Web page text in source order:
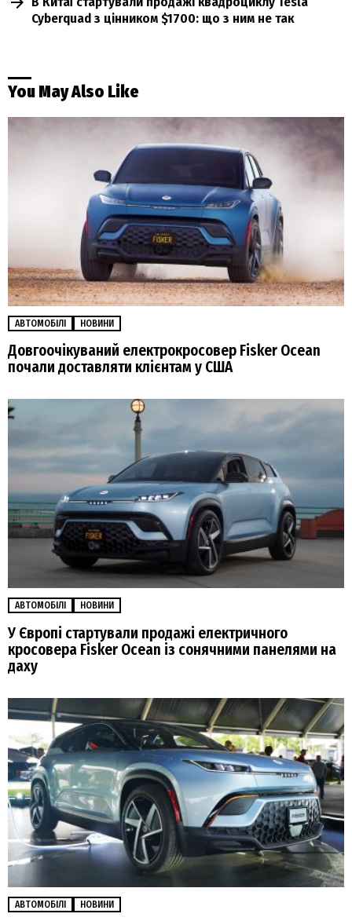
Cyberquad з цінником $1700: що з ним не так
You May Also Like
АВТОМОБІЛІ НОВИНИ
Довгоочікуваний електрокросовер Fisker Ocean
почали доставляти клієнтам у США
АВТОМОБІЛІ НОВИНИ
У Європі стартували продажі електричного
кросовера Fisker Ocean із сонячними панелями на
даху
АВТОМОБІЛІ НОВИНИ